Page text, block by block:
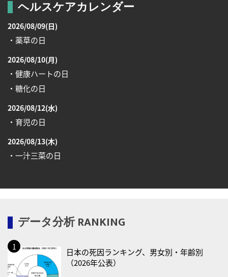
ヘルスケアカレンダー
2026/08/09(日)
・薬草の日
2026/08/10(月)
・健康ハートの日
・糖化の日
2026/08/12(水)
・育児の日
2026/08/13(木)
・一汁三菜の日
・減塩の日
・防犯の日
2026/08/19(水)
・世界人道デー
・食育の日
データ分析 RANKING
日本の死因ランキング、男女別・年齢別
（2026年公表）